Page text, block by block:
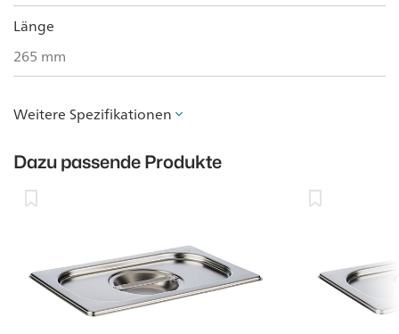
Länge
265 mm
Weitere Spezifikationen
Dazu passende Produkte